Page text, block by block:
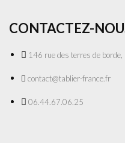
CONTACTEZ-
146 rue des terres de
contact@tablier-france.fr
06.44.67.06.25